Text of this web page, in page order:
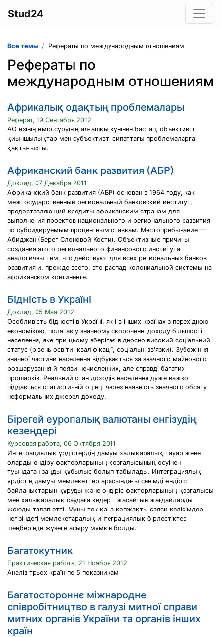
Stud24
Все темы Рефераты по международным отношениям
Рефераты по
международным отношениям
Африкалық одақтың проблемалары
Реферат, 19 Сентября 2012
АО өзінің өмір сүруінің алғашқы күнінен бастап, объективті
қиыншылықтар мен субъективті сипаттағы проблемаларға
қақтығысты.
Африканский банк развития (АБР)
Доклад, 07 Декабря 2011
Африканский банк развития (АБР) основан в 1964 году, как
межгосударственный региональный банковский институт,
предоставляющий кредиты африканским странам для
выполнения проектов национального и регионального развития
по субсидируемым процентным ставкам. Местопребывание —
Абиджан (Берег Слоновой Кости). Объективные причины
создания этого регионального финансового института
аналогичны тем, что действуют для всех региональных банков
развития и, прежде всего, это распад колониальной системы на
африканском континенте.
Бідність в Україні
Доклад, 05 Мая 2012
Особливість бідності в Україні, як і в інших країнах з перехідною
економікою, полягає у значному скороченні доходу більшості
населення, яке при цьому зберігає відносно високий соціальний
статус (рівень освіти, кваліфікації, соціальні зв'язки). Зубожіння
значної частини населення відбувається за значного майнового
розшарування й появи нечисленних, але справді багатих
прошарків. Реальний стан доходів населення дуже важко
піддається статистичній оцінці через наявність значного обсягу
неформальних джерел доходу.
Бірегей еуропалық валютаны енгізудің
кезеңдері
Курсовая работа, 06 Октября 2011
Интеграциялық үрдістердің дамуы халықаралық тауар және
оларды өндіру факторларының қозғалысының өсуінен
туындаған заңды құбылыс болып табылады. Интеграциялық
үрдістің дамуы мемлекеттер арасындағы сенімді өндіріс
байланыстарын құруды және өндіріс факторларының қозғалысы
мен халықаралық саудаға кедергі жасайтын жағдайларды
жоюды талап етті. Мұны тек қана көпжақты саяси келісімдер
негізіндегі мемлекетаралық интеграциялық бірлестіктер
шеңберінде жүзеге асыру мүмкін болды.
Багатокутник
Практическая работа, 21 Ноября 2012
Аналіз трьох країн по 5 показникам
Багатостороннє міжнародне
співробітництво в галузі митної справи
митних органів України та органів інших
країн